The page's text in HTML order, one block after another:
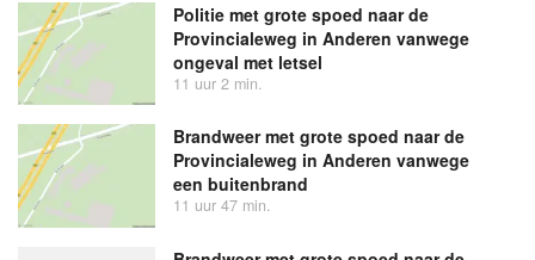
Politie met grote spoed naar de
Provincialeweg in Anderen vanwege
ongeval met letsel
11 uur 2 min.
Brandweer met grote spoed naar de
Provincialeweg in Anderen vanwege
een buitenbrand
11 uur 47 min.